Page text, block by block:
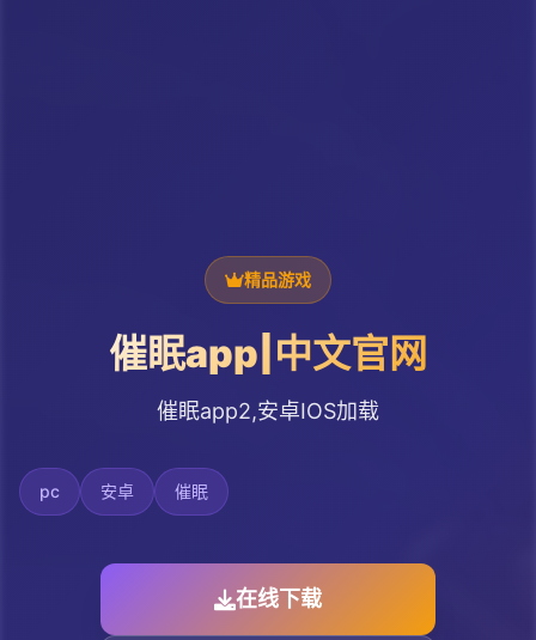
精品游戏
催眠app|中文官网
催眠app2,安卓IOS加载
pc 安卓 催眠
在线下载